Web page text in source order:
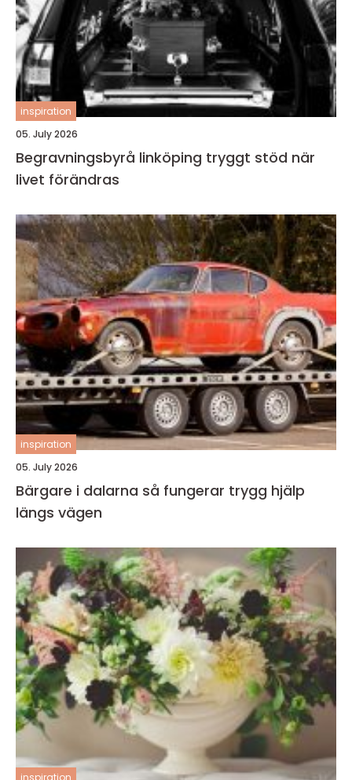
inspiration
05. July 2026
Begravningsbyrå linköping tryggt stöd när
livet förändras
inspiration
05. July 2026
Bärgare i dalarna så fungerar trygg hjälp
längs vägen
inspiration